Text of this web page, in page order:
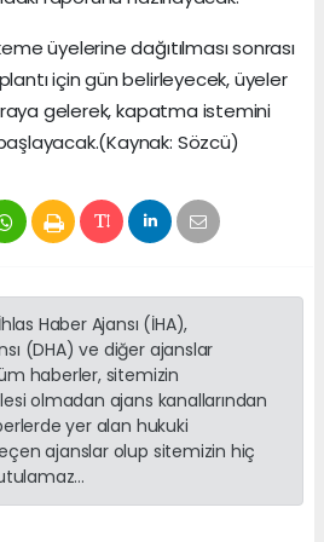
üyelerine dağıtılması sonrası
için gün belirleyecek, üyeler
gelerek, kapatma istemini
Sözcü)
Haber Ajansı (İHA),
(DHA) ve diğer ajanslar
haberler, sitemizin
olmadan ajans kanallarından
yer alan hukuki
ajanslar olup sitemizin hiç